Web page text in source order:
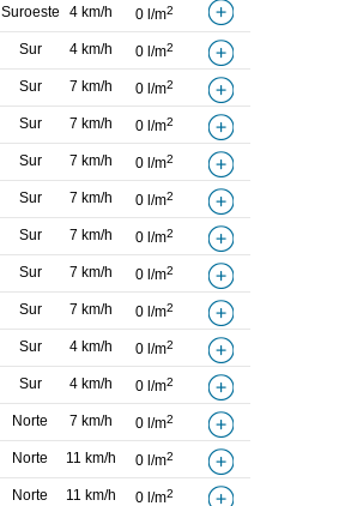
Suroeste 4 km/h 0 l/m2
Sur 4 km/h 0 l/m2
Sur 7 km/h 0 l/m2
Sur 7 km/h 0 l/m2
Sur 7 km/h 0 l/m2
Sur 7 km/h 0 l/m2
Sur 7 km/h 0 l/m2
Sur 7 km/h 0 l/m2
Sur 7 km/h 0 l/m2
Sur 4 km/h 0 l/m2
Sur 4 km/h 0 l/m2
Norte 7 km/h 0 l/m2
Norte 11 km/h 0 l/m2
Norte 11 km/h 0 l/m2